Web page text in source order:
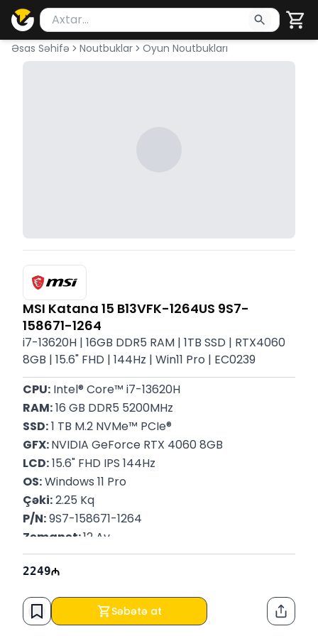
Məhsul axtar
Axtarış üçün ən azı 2 simvol yazın. Göndərmək
Əsas Səhifə Noutbuklar Oyun Noutbukları
MSI Katana 15 B13VFK-1264US 9S7-
158671-1264
i7-13620H | 16GB DDR5 RAM | 1TB SSD | RTX4060
8GB | 15.6" FHD | 144Hz | Win11 Pro | EC0239
CPU: Intel® Core™ i7-13620H
RAM: 16 GB DDR5 5200MHz
SSD: 1 TB M.2 NVMe™ PCIe®
GFX: NVIDIA GeForce RTX 4060 8GB
LCD: 15.6" FHD IPS 144Hz
OS: Windows 11 Pro
Çəki: 2.25 Kq
P/N: 9S7-158671-1264
Zəmanət: 12 Ay
2249
Səbətə at